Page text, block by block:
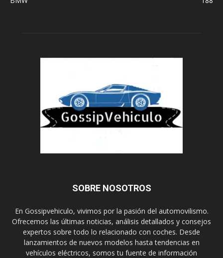
SOBRE NOSOTROS
En Gossipvehiculo, vivimos por la pasión del automovilismo.
Ofrecemos las últimas noticias, análisis detallados y consejos
expertos sobre todo lo relacionado con coches. Desde
lanzamientos de nuevos modelos hasta tendencias en
vehículos eléctricos, somos tu fuente de información